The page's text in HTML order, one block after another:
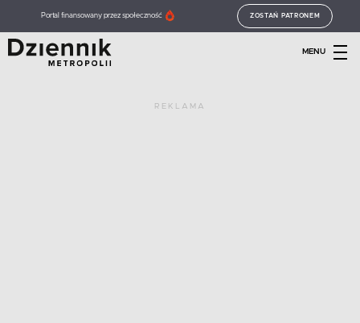
Portal finansowany przez społeczność ZOSTAŃ PATRONEM
MENU
REKLAMA